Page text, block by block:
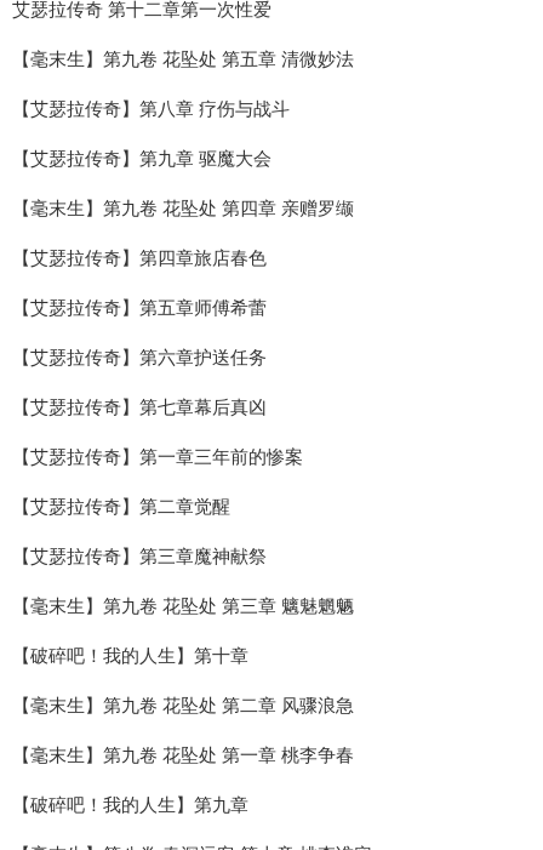
艾瑟拉传奇 第十二章第一次性爱
【毫末生】第九卷 花坠处 第五章 清微妙法
【艾瑟拉传奇】第八章 疗伤与战斗
【艾瑟拉传奇】第九章 驱魔大会
【毫末生】第九卷 花坠处 第四章 亲赠罗缬
【艾瑟拉传奇】第四章旅店春色
【艾瑟拉传奇】第五章师傅希蕾
【艾瑟拉传奇】第六章护送任务
【艾瑟拉传奇】第七章幕后真凶
【艾瑟拉传奇】第一章三年前的惨案
【艾瑟拉传奇】第二章觉醒
【艾瑟拉传奇】第三章魔神献祭
【毫末生】第九卷 花坠处 第三章 魑魅魍魉
【破碎吧！我的人生】第十章
【毫末生】第九卷 花坠处 第二章 风骤浪急
【毫末生】第九卷 花坠处 第一章 桃李争春
【破碎吧！我的人生】第九章